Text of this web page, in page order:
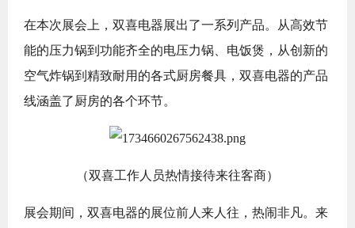
在本次展会上，双喜电器展出了一系列产品。从高效节
能的压力锅到功能齐全的电压力锅、电饭煲，从创新的
空气炸锅到精致耐用的各式厨房餐具，双喜电器的产品
线涵盖了厨房的各个环节。
（双喜工作人员热情接待来往客商）
展会期间，双喜电器的展位前人来人往，热闹非凡。来